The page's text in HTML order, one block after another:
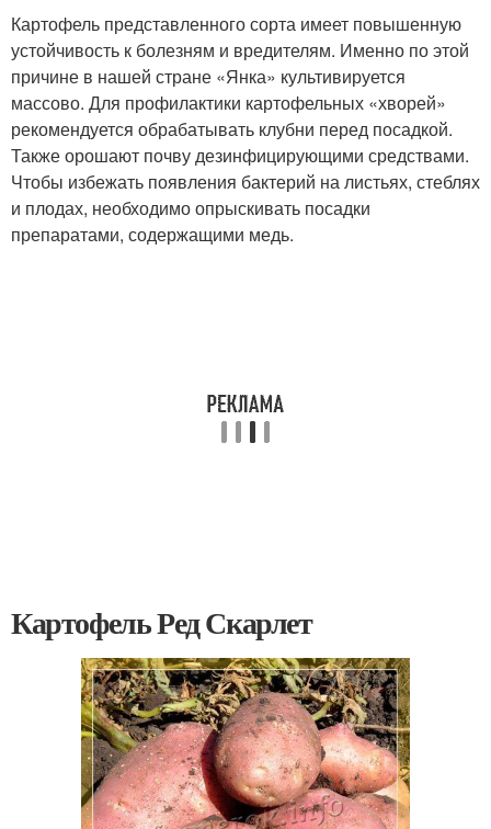
Картофель представленного сорта имеет повышенную
устойчивость к болезням и вредителям. Именно по этой
причине в нашей стране «Янка» культивируется
массово. Для профилактики картофельных «хворей»
рекомендуется обрабатывать клубни перед посадкой.
Также орошают почву дезинфицирующими средствами.
Чтобы избежать появления бактерий на листьях, стеблях
и плодах, необходимо опрыскивать посадки
препаратами, содержащими медь.
Картофель Ред Скарлет